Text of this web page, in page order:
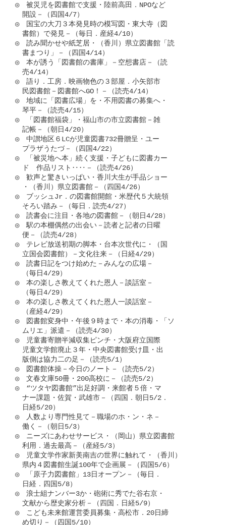
◎　被災児を図書館で支援・陸前高田．NPOなど
開設－（四国4/7）
◎　国宝の大刀３本発見時の模写図・東大寺（図
書館）で発見－（毎日．産経4/10）
◎　読み聞かせや紙芝居・（香川）県立図書館「読
書まつり」－（四国4/14）
◎　本が誘う「図書館の書庫」－空想書店－（読
売4/14）
◎　語り．工房．映画物色の３部屋．小矢部市
民図書館－図書館へGO！－（読売4/14）
◎　地域に「図書広場」を・不用図書の募集へ・
琴平－（読売4/15）
◎　「図書館福袋」・福山市の市立図書館－雑
記帳－（朝日4/20）
◎　中讃地区６LCが児童図書732冊贈呈・ユー
プラザうたづ－（四国4/22）
◎　「被災地へ本」続く支援・子どもに図書カー
ド　作品リスト‥‥－（読売4/26）
◎　歓声と驚きいっぱい・香川大生が手品ショー
・（香川）県立図書館－（四国4/26）
◎　ブッシュJr．の図書館開館・米歴代５大統領
そろい踏み－（毎日．読売4/27）
◎　読書会に注目・各地の図書館－（朝日4/28）
◎　駅の本棚偶然の出会い－読者と記者の日曜
便－（読売4/28）
◎　テレビ放送初期の脚本・台本次世代に・（国
立国会図書館）－文化往来－（日経4/29）
◎　読書日記をつけ始めた－みんなの広場－
（毎日4/29）
◎　本の楽しさ教えてくれた恩人－談話室－
（毎日4/29）
◎　本の楽しさ教えてくれた恩人一談話室－
（産経4/29）
◎　図書館変身中・午後９時まで・本の消毒・「ソ
ムリエ」派遣－（読売4/30）
◎　児童書寄贈半減収集ピンチ・大阪府立国際
児童文学館廃止３年・中央図書館受け皿・出
版側は協力二の足－（読売5/1）
◎　図書館体操－今日のノート－（読売5/2）
◎　文春文庫50冊・200高校に－（読売5/2）
◎　“ツタヤ図書館”出足好調・来館者５倍・マ
ナー課題・佐賀・武雄市－（四国．朝日5/2．
日経5/20）
◎　人数より専門性見て－職場のホ・ン・ネ－
働く－（朝日5/3）
◎　ニーズにあわせサービス・（岡山）県立図書館
利用．過去最高－（産経5/3）
◎　児童文学作家新美南吉の世界に触れて・（香川）
県内４図書館生誕100年で企画展－（四国5/6）
◎　「原子力図書館」13日オープン－（毎日．
日経．四国5/8）
◎　浪士組ナンバー3か・砲術に秀でた谷右京・
文献から歴史家分析－（四国．日経5/9）
◎　こども未来館運営委員募集・高松市．20日締
め切り－（四国5/10）